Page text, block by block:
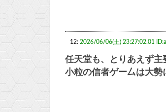
12: 2026/06/06(土) 23:27:02.01
任天堂も、とりあえず
小粒の信者ゲー厶は大勢